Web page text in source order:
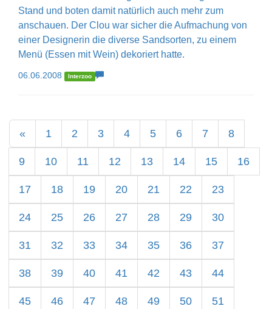
Stand und boten damit natürlich auch mehr zum
anschauen. Der Clou war sicher die Aufmachung von
einer Designerin die diverse Sandsorten, zu einem
Menü (Essen mit Wein) dekoriert hatte.
06.06.2008 Interzoo
« 1 2 3 4 5 6 7 8
9 10 11 12 13 14 15 16
17 18 19 20 21 22 23
24 25 26 27 28 29 30
31 32 33 34 35 36 37
38 39 40 41 42 43 44
45 46 47 48 49 50 51